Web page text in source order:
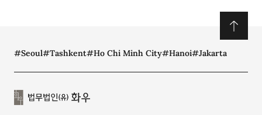
#Seoul#Tashkent#Ho Chi Minh City#Hanoi#Jakarta